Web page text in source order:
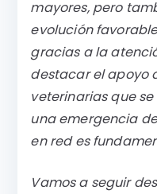
mayores, pero
evolución
gracias a la
destacar el apoyo
veterinarias que
una emergencia
en red es
Vamos a seguir